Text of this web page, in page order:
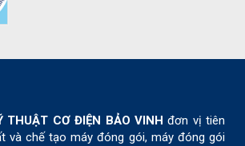
THUẬT CƠ ĐIỆN BẢO VINH đơn vị tiên
và chế tạo máy đóng gói, máy đóng gói